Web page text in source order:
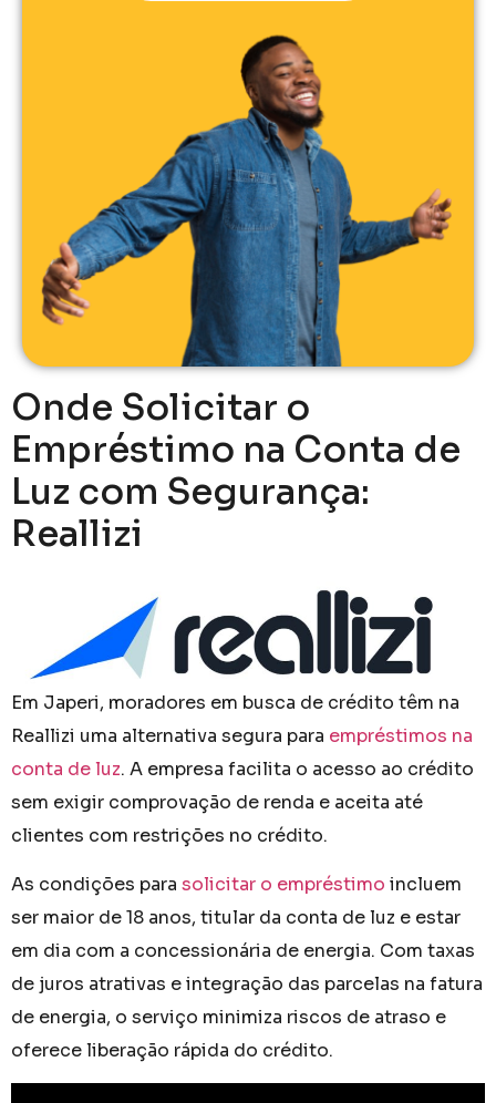
Onde Solicitar o
Empréstimo na Conta de
Luz com Segurança:
Reallizi
Em Japeri, moradores em busca de crédito têm na
Reallizi uma alternativa segura para empréstimos na
conta de luz. A empresa facilita o acesso ao crédito
sem exigir comprovação de renda e aceita até
clientes com restrições no crédito.
As condições para solicitar o empréstimo incluem
ser maior de 18 anos, titular da conta de luz e estar
em dia com a concessionária de energia. Com taxas
de juros atrativas e integração das parcelas na fatura
de energia, o serviço minimiza riscos de atraso e
oferece liberação rápida do crédito.